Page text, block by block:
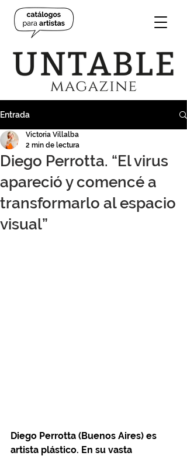
Entrada
Diego Perrotta. “El virus
apareció y comencé a
transformarlo al espacio
visual”
Victoria Villalba
2 min de lectura
Diego Perrotta (Buenos Aires) es
artista plástico. En su vasta